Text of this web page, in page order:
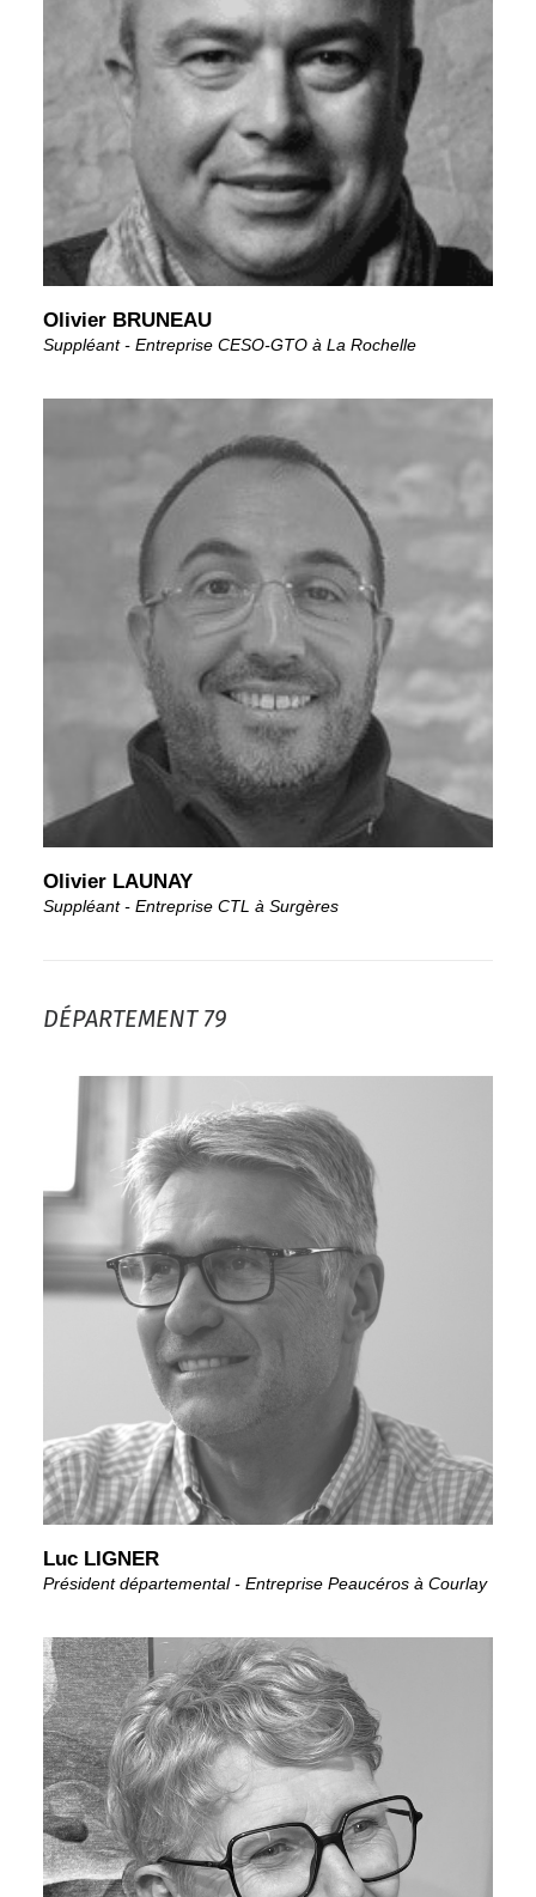
Olivier BRUNEAU
Suppléant - Entreprise CESO-GTO à La Rochelle
Olivier LAUNAY
Suppléant - Entreprise CTL à Surgères
DÉPARTEMENT 79
Luc LIGNER
Président départemental - Entreprise Peaucéros à Courlay